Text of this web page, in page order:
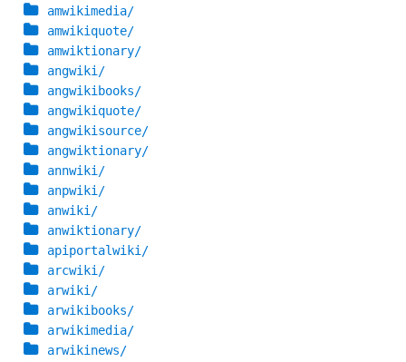
amwikimedia/
amwikiquote/
amwiktionary/
angwiki/
angwikibooks/
angwikiquote/
angwikisource/
angwiktionary/
annwiki/
anpwiki/
anwiki/
anwiktionary/
apiportalwiki/
arcwiki/
arwiki/
arwikibooks/
arwikimedia/
arwikinews/